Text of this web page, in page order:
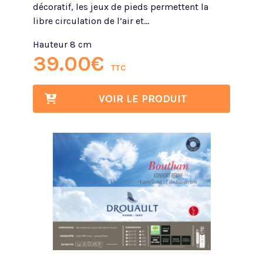
décoratif, les jeux de pieds permettent la
libre circulation de l’air et...
Hauteur 8 cm
39.00€ TTC
VOIR LE PRODUIT